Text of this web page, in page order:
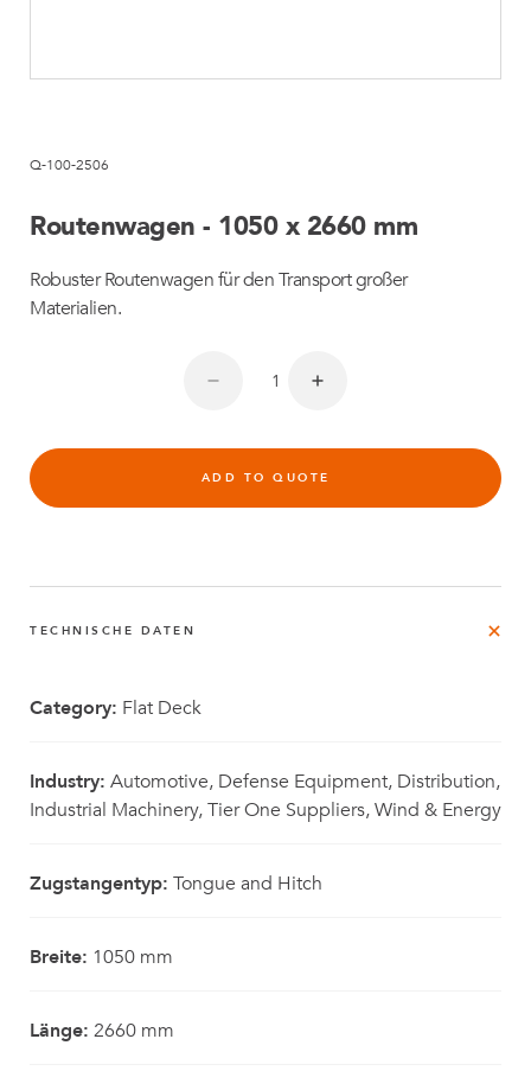
Q-100-2506
Routenwagen - 1050 x 2660 mm
Robuster Routenwagen für den Transport großer
Materialien.
ADD TO QUOTE
TECHNISCHE DATEN
Category: Flat Deck
Industry: Automotive, Defense Equipment, Distribution,
Industrial Machinery, Tier One Suppliers, Wind & Energy
Zugstangentyp: Tongue and Hitch
Breite: 1050 mm
Länge: 2660 mm